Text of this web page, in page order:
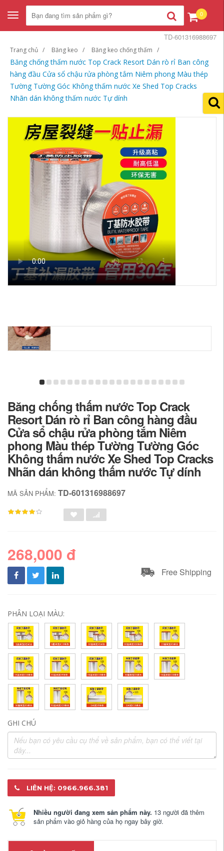
Toggle
navigation
0
Trang chủ Băng keo Băng keo chống thấm
Băng chống thấm nước Top Crack Resort Dán rò rỉ Ban công
hàng đầu Cửa sổ chậu rửa phòng tắm Niêm phong Màu thép
Tường Tường Góc Không thấm nước Xe Shed Top Cracks
Nhãn dán không thấm nước Tự dính
TD-601316988697
Băng chống thấm nước Top Crack
Resort Dán rò rỉ Ban công hàng đầu
Cửa sổ chậu rửa phòng tắm Niêm
phong Màu thép Tường Tường Góc
Không thấm nước Xe Shed Top Cracks
Nhãn dán không thấm nước Tự dính
MÃ SẢN PHẨM: TD-601316988697
268,000 đ
Free Shipping
PHÂN LOẠI MÀU:
GHI CHÚ
LIÊN HỆ: 0966.966.381
Nhiều người đang xem sản phẩm này. 13 người đã thêm
sản phẩm vào giỏ hàng của họ ngay bây giờ.